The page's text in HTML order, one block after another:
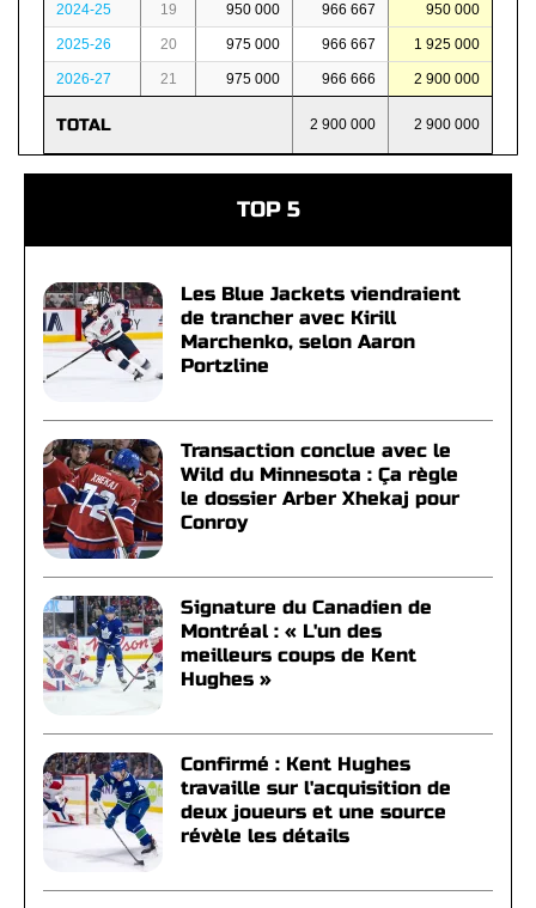
2024-25 19 950 000 966 667 950 000
2025-26 20 975 000 966 667 1 925 000
2026-27 21 975 000 966 666 2 900 000
TOTAL 2 900 000 2 900 000
TOP 5
Les Blue Jackets viendraient
de trancher avec Kirill
Marchenko, selon Aaron
Portzline
Transaction conclue avec le
Wild du Minnesota : Ça règle
le dossier Arber Xhekaj pour
Conroy
Signature du Canadien de
Montréal : « L'un des
meilleurs coups de Kent
Hughes »
Confirmé : Kent Hughes
travaille sur l'acquisition de
deux joueurs et une source
révèle les détails